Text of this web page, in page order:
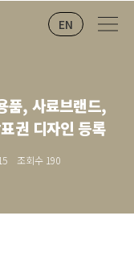
EN
품, 사료브랜드,
권 디자인 등록
조회수 190